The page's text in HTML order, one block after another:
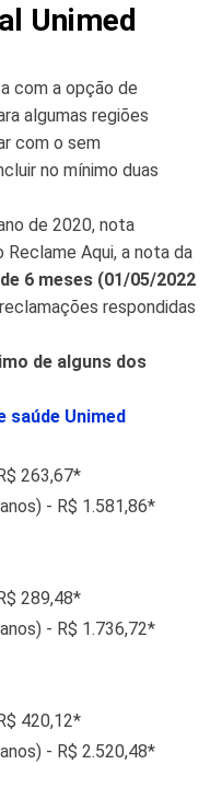
Unimed
com a opção de
algumas regiões
com o sem
no mínimo duas
de 2020, nota
Reclame Aqui, a nota da
6 meses (01/05/2022
respondidas
de alguns dos
saúde Unimed
263,67*
- R$ 1.581,86*
289,48*
- R$ 1.736,72*
420,12*
- R$ 2.520,48*